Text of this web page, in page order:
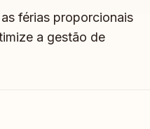
férias proporcionais
a gestão de